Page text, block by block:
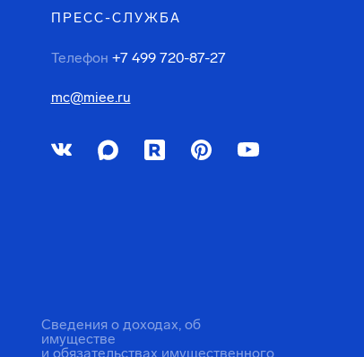
ПРЕСС-СЛУЖБА
Телефон +7 499 720-87-27
mc@miee.ru
Сведения о доходах, об
имуществе
и обязательствах имущественного